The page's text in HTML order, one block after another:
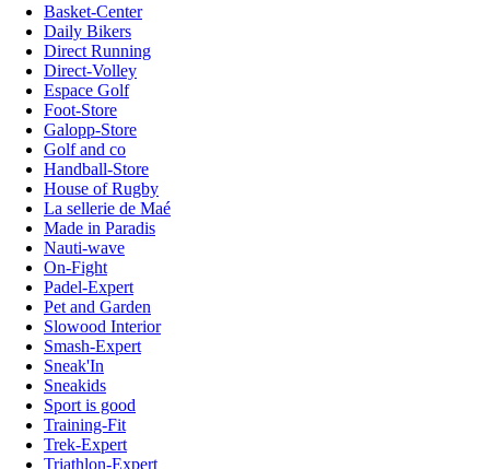
Basket-Center
Daily Bikers
Direct Running
Direct-Volley
Espace Golf
Foot-Store
Galopp-Store
Golf and co
Handball-Store
House of Rugby
La sellerie de Maé
Made in Paradis
Nauti-wave
On-Fight
Padel-Expert
Pet and Garden
Slowood Interior
Smash-Expert
Sneak'In
Sneakids
Sport is good
Training-Fit
Trek-Expert
Triathlon-Expert